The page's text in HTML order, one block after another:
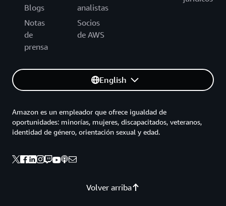
Blogs
Notas
de
prensa
analistas
Socios
de AWS
English
Volver arriba
Amazon es un empleador que ofrece igualdad de
oportunidades: minorías, mujeres, discapacitados, veteranos,
identidad de género, orientación sexual y edad.